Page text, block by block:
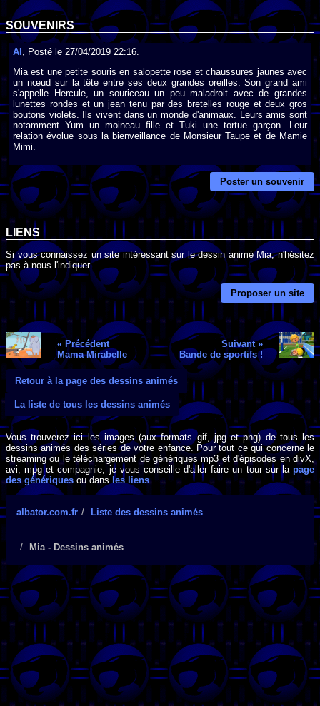
SOUVENIRS
Al , Posté le 27/04/2019 22:16.
Mia est une petite souris en salopette rose et chaussures jaunes avec
un nœud sur la tête entre ses deux grandes oreilles. Son grand ami
s'appelle Hercule, un souriceau un peu maladroit avec de grandes
lunettes rondes et un jean tenu par des bretelles rouge et deux gros
boutons violets. Ils vivent dans un monde d'animaux. Leurs amis sont
notamment Yum un moineau fille et Tuki une tortue garçon. Leur
relation évolue sous la bienveillance de Monsieur Taupe et de Mamie
Mimi.
Poster un souvenir
LIENS
Si vous connaissez un site intéressant sur le dessin animé Mia, n'hésitez
pas à nous l'indiquer.
Proposer un site
« Précédent
Mama Mirabelle
Suivant »
Bande de sportifs !
Retour à la page des dessins animés
La liste de tous les dessins animés
Vous trouverez ici les images (aux formats gif, jpg et png) de tous les
dessins animés des séries de votre enfance. Pour tout ce qui concerne le
streaming ou le téléchargement de génériques mp3 et d'épisodes en divX,
avi, mpg et compagnie, je vous conseille d'aller faire un tour sur la page
des génériques ou dans les liens.
albator.com.fr Liste des dessins animés
Mia - Dessins animés